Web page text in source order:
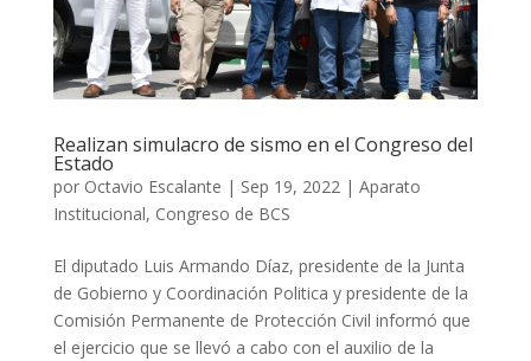
Realizan simulacro de sismo en el Congreso del
Estado
por Octavio Escalante | Sep 19, 2022| Aparato
Institucional, Congreso de BCS
El diputado Luis Armando Díaz, presidente de la Junta
de Gobierno y Coordinación Politica y presidente de la
Comisión Permanente de Protección Civil informó que
el ejercicio que se llevó a cabo con el auxilio de la